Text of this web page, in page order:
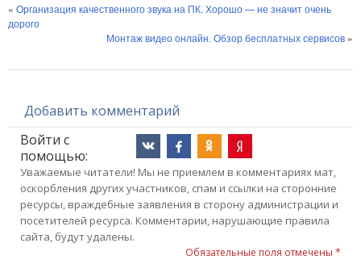
« Организация качественного звука на ПК. Хорошо — не значит очень
дорого
Монтаж видео онлайн. Обзор бесплатных сервисов »
Добавить комментарий
Войти с
помощью:
Уважаемые читатели! Мы не приемлем в комментариях мат,
оскорбления других участников, спам и ссылки на сторонние
ресурсы, враждебные заявления в сторону администрации и
посетителей ресурса. Комментарии, нарушающие правила
сайта, будут удалены.
Обязательные поля отмечены *